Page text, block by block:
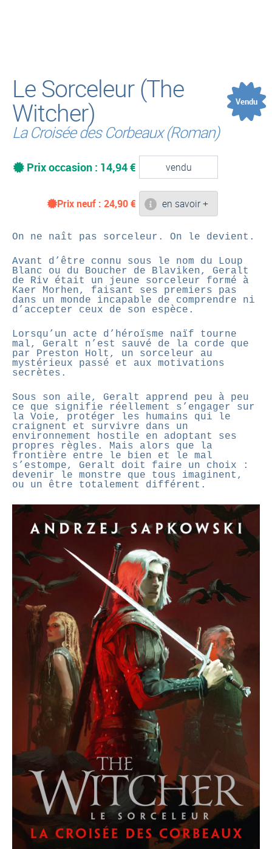
Le Sorceleur (The
Witcher)
La Croisée des Corbeaux (Roman)
Vendu
Prix occasion : 14,94 € vendu
Prix neuf : 24,90€ en savoir +
On ne naît pas sorceleur. On le devient.
Avant d’être connu sous le nom du Loup
Blanc ou du Boucher de Blaviken, Geralt
de Riv était un jeune sorceleur formé à
Kaer Morhen, faisant ses premiers pas
dans un monde incapable de comprendre ni
d’accepter ceux de son espèce.
Lorsqu’un acte d’héroïsme naïf tourne
mal, Geralt n’est sauvé de la corde que
par Preston Holt, un sorceleur au
mystérieux passé et aux motivations
secrètes.
Sous son aile, Geralt apprend peu à peu
ce que signifie réellement s’engager sur
la Voie, protéger les humains qui le
craignent et survivre dans un
environnement hostile en adoptant ses
propres règles. Mais alors que la
frontière entre le bien et le mal
s’estompe, Geralt doit faire un choix :
devenir le monstre que tous imaginent,
ou un être totalement différent.